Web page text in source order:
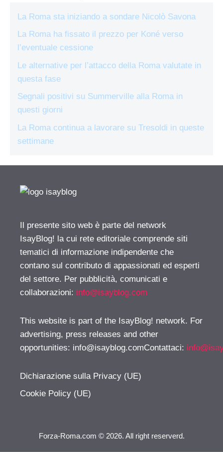
La Roma sta iniziando a sondare Nicolò Savona
La Roma ha fissato il prezzo per Koné verso
l’eventuale cessione
Le alternative per l’attacco della Roma valutate in
questa fase
Segnali positivi su Summerville alla Roma in
questi giorni
La Roma continua a lavorare su Tresoldi in queste
settimane
Il presente sito web è parte del network
IsayBlog! la cui rete editoriale comprende siti
tematici di informazione indipendente che
contano sul contributo di appassionati ed esperti
del settore. Per pubblicità, comunicati e
collaborazioni: info@isayblog.com
This website is part of the IsayBlog! network. For
advertising, press releases and other
opportunities: info@isayblog.comContattaci:
Dichiarazione sulla Privacy (UE)
Cookie Policy (UE)
Forza-Roma.com © 2026. All right reserverd.